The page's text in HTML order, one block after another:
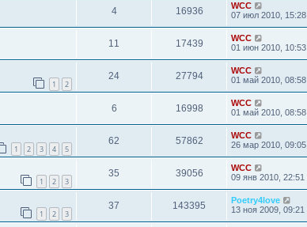
4 16936
WCC
07 июл 2010, 15:28
11 17439
WCC
01 июн 2010, 10:53
1 2
24 27794
WCC
01 май 2010, 08:58
6 16998
WCC
01 май 2010, 08:58
1 2 3 4 5
62 57862
WCC
26 мар 2010, 09:05
1 2 3
35 39056
WCC
09 янв 2010, 22:51
1 2 3
37 143395
Poetry4love
13 ноя 2009, 09:21